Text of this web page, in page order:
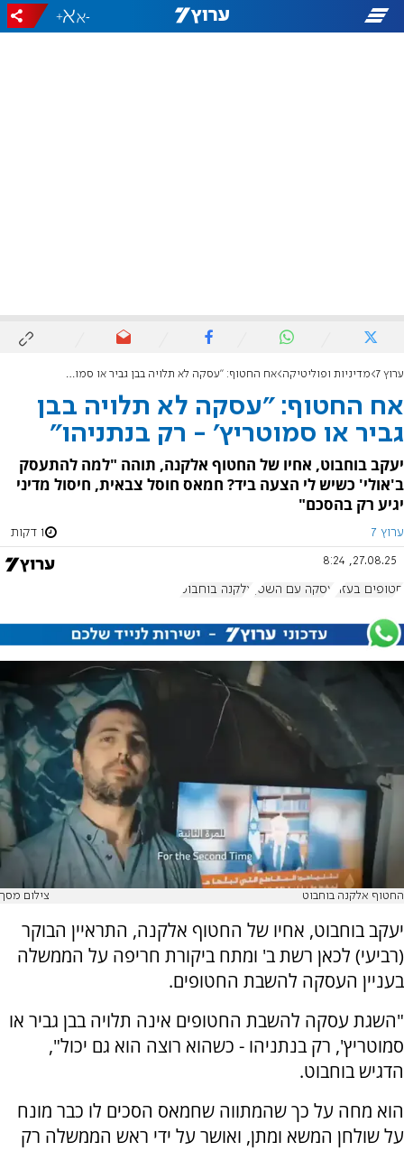
-
+
ערוץ 7 מדיניות ופוליטיקה אח החטוף: "עסקה לא תלויה בבן גביר או סמוטריץ' - רק בנתניהו"
אח החטוף: "עסקה לא תלויה בבן
גביר או סמוטריץ' - רק בנתניהו"
יעקב בוחבוט, אחיו של החטוף אלקנה, תוהה "למה להתעסק
ב'אולי' כשיש לי הצעה ביד? חמאס חוסל צבאית, חיסול מדיני
יגיע רק בהסכם"
ערוץ 7 1 דקות
27.08.25, 8:24
חטופים בעזה עסקה עם השטן אלקנה בוחבוט
החטוף אלקנה בוחבוט צילום מסך
יעקב בוחבוט, אחיו של החטוף אלקנה, התראיין הבוקר
(רביעי) לכאן רשת ב' ומתח ביקורת חריפה על הממשלה
בעניין העסקה להשבת החטופים.
"השגת עסקה להשבת החטופים אינה תלויה בבן גביר או
סמוטריץ', רק בנתניהו - כשהוא רוצה הוא גם יכול",
הדגיש בוחבוט.
הוא מחה על כך שהמתווה שחמאס הסכים לו כבר מונח
על שולחן המשא ומתן, ואושר על ידי ראש הממשלה רק